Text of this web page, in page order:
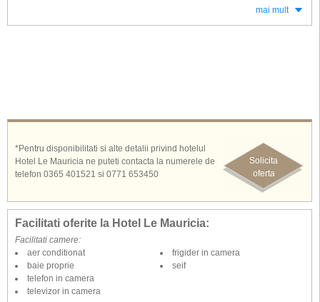
uscator de par, telefon, TV, minibar, coffee-maker, aer conditionat, balcon.
mai mult
Solicita
oferta
*Pentru disponibilitati si alte detalii privind hotelul
Hotel Le Mauricia ne puteti contacta la numerele de
telefon 0365 401521 si 0771 653450
Facilitati oferite la Hotel Le Mauricia:
Facilitati camere:
aer conditionat
baie proprie
frigider in camera
seif
telefon in camera
televizor in camera